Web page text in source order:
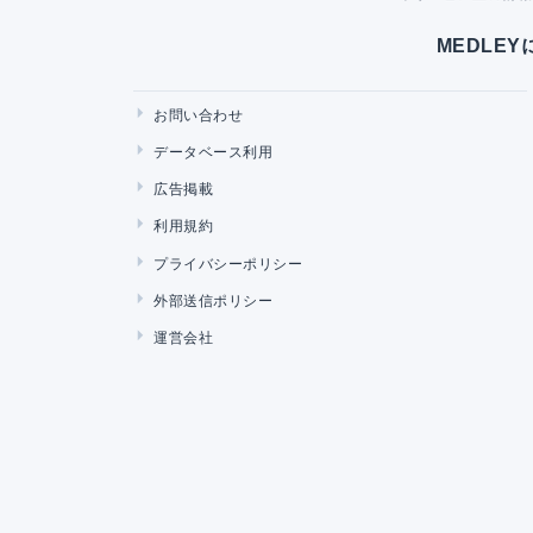
MEDLEY
お問い合わせ
データベース利用
広告掲載
利用規約
プライバシーポリシー
外部送信ポリシー
運営会社